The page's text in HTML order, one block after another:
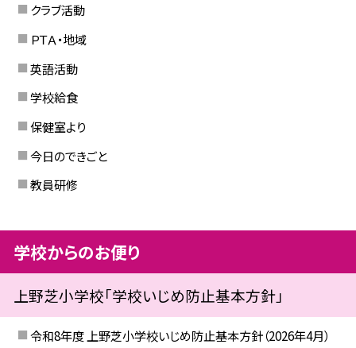
クラブ活動
ＰＴＡ・地域
英語活動
学校給食
保健室より
今日のできごと
教員研修
学校からのお便り
上野芝小学校「学校いじめ防止基本方針」
令和8年度 上野芝小学校いじめ防止基本方針（2026年4月）